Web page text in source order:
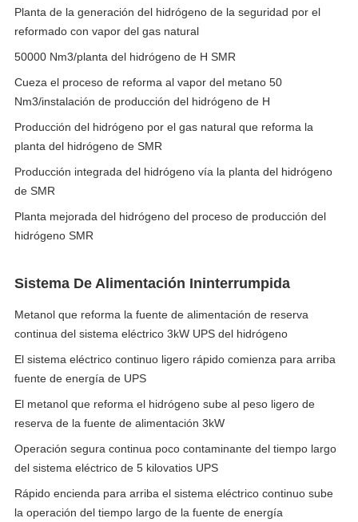
Planta de la generación del hidrógeno de la seguridad por el
reformado con vapor del gas natural
50000 Nm3/planta del hidrógeno de H SMR
Cueza el proceso de reforma al vapor del metano 50
Nm3/instalación de producción del hidrógeno de H
Producción del hidrógeno por el gas natural que reforma la
planta del hidrógeno de SMR
Producción integrada del hidrógeno vía la planta del hidrógeno
de SMR
Planta mejorada del hidrógeno del proceso de producción del
hidrógeno SMR
Sistema De Alimentación Ininterrumpida
Metanol que reforma la fuente de alimentación de reserva
continua del sistema eléctrico 3kW UPS del hidrógeno
El sistema eléctrico continuo ligero rápido comienza para arriba
fuente de energía de UPS
El metanol que reforma el hidrógeno sube al peso ligero de
reserva de la fuente de alimentación 3kW
Operación segura continua poco contaminante del tiempo largo
del sistema eléctrico de 5 kilovatios UPS
Rápido encienda para arriba el sistema eléctrico continuo sube
la operación del tiempo largo de la fuente de energía